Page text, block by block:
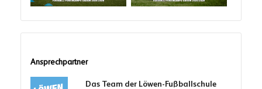
Ansprechpartner
Das Team der Löwen-Fußballschule